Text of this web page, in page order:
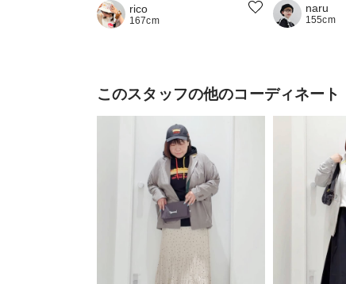
rico
167cm
naru
155cm
このスタッフの他のコーディネート